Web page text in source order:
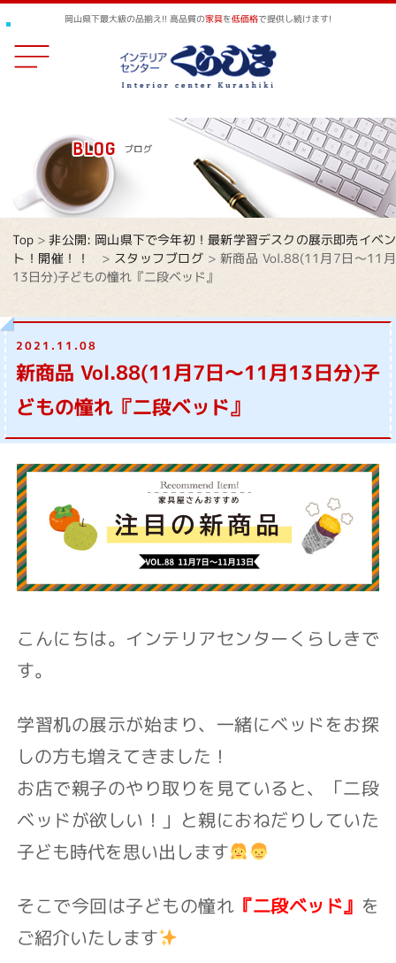
岡山県下最大級の品揃え!! 高品質の家具を低価格で提供し続けます!
Top >非公開: 岡山県下で今年初！最新学習デスクの展示即売イベン
ト！開催！！
> スタッフブログ > 新商品 Vol.88(11月7日～11月
13日分)子どもの憧れ『二段ベッド』
2021.11.08
新商品 Vol.88(11月7日～11月13日分)子
どもの憧れ『二段ベッド』
こんにちは。インテリアセンターくらしきで
す。
学習机の展示が始まり、一緒にベッドをお探
しの方も増えてきました！
お店で親子のやり取りを見ていると、「二段
ベッドが欲しい！」と親におねだりしていた
子ども時代を思い出します
そこで今回は子どもの憧れ 『二段ベッド』 を
ご紹介いたします